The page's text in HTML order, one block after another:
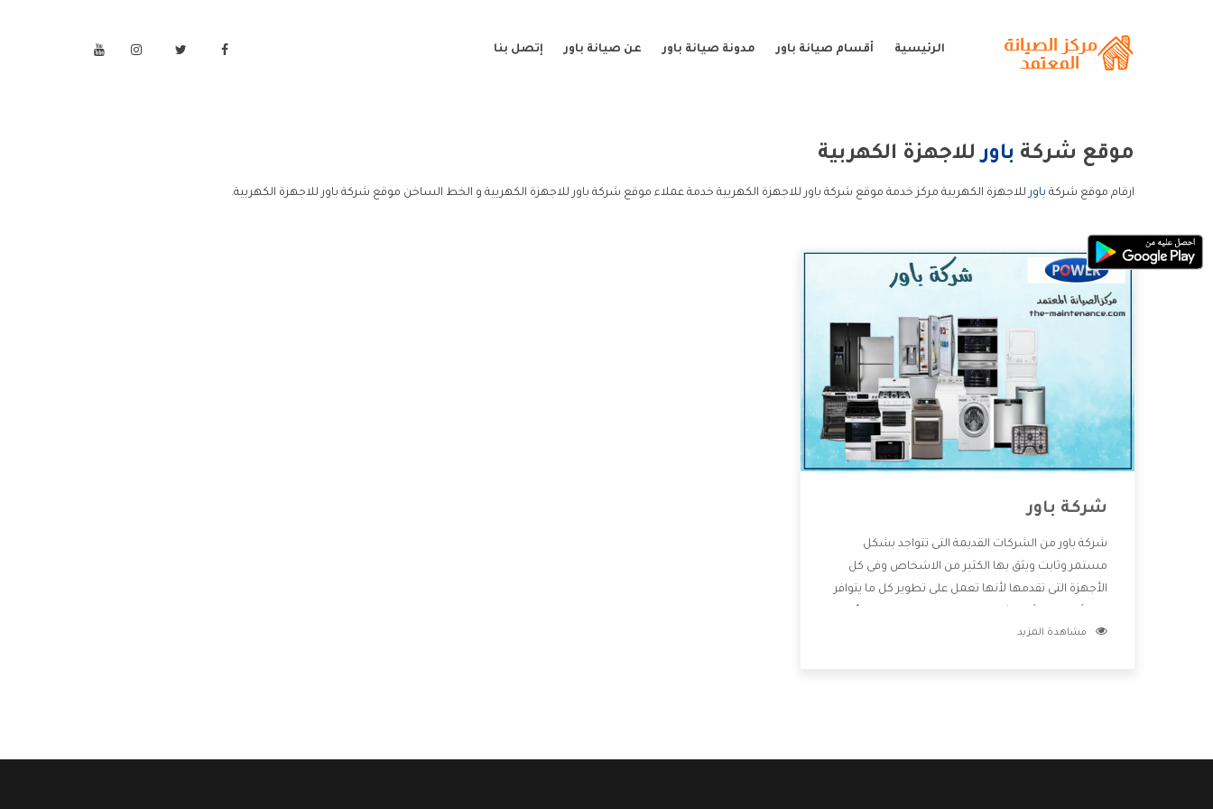
الرئيسية أقسام صيانة باور مدونة صيانة باور عن صيانة باور إتصل بنا
موقع شركة باورللاجهزة الكهربية
ارقام موقع شركة باورللاجهزة الكهربية مركز خدمة موقع شركة باور للاجهزة الكهربية خدمة عملاء موقع شركة باور للاجهزة الكهربية و الخط الساخن موقع شركة باور للاجهزة الكهربية.
شركة باور
شركة باور من الشركات القديمة التى تتواجد بشكل
مستمر وثابت ويثق بها الكثير من الاشخاص وفى كل
الأجهزة التى تقدمها لأنها تعمل على تطوير كل ما يتوافر
خدمات ما بعد البيع مع المنتجات وتقدم للعملاء أقوى
مشاهدة المزيد